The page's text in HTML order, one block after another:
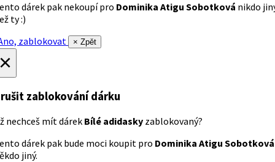
dárek pak nekoupí pro Dominika Atigu Sobotková nikdo
ty :)
zablokovat
× Zpět
zablokování dárku
nechceš mít dárek Bílé adidasky zablokovaný?
dárek pak bude moci koupit pro Dominika Atigu Sobotková
jiný.